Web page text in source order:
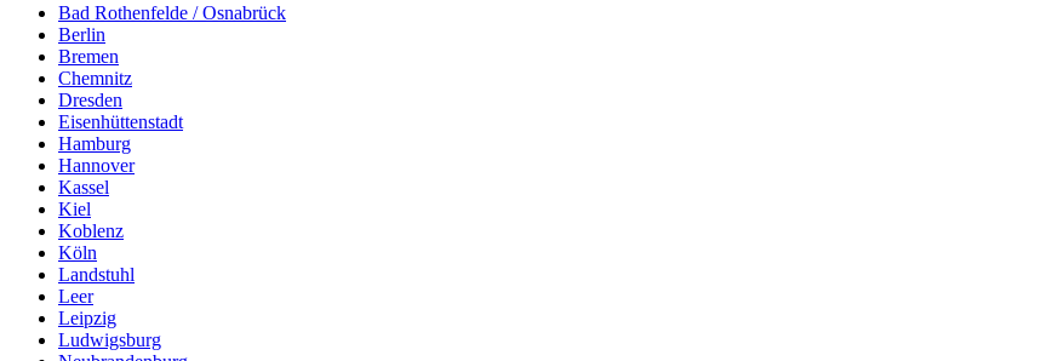
Bad Rothenfelde / Osnabrück
Berlin
Bremen
Chemnitz
Dresden
Eisenhüttenstadt
Hamburg
Hannover
Kassel
Kiel
Koblenz
Köln
Landstuhl
Leer
Leipzig
Ludwigsburg